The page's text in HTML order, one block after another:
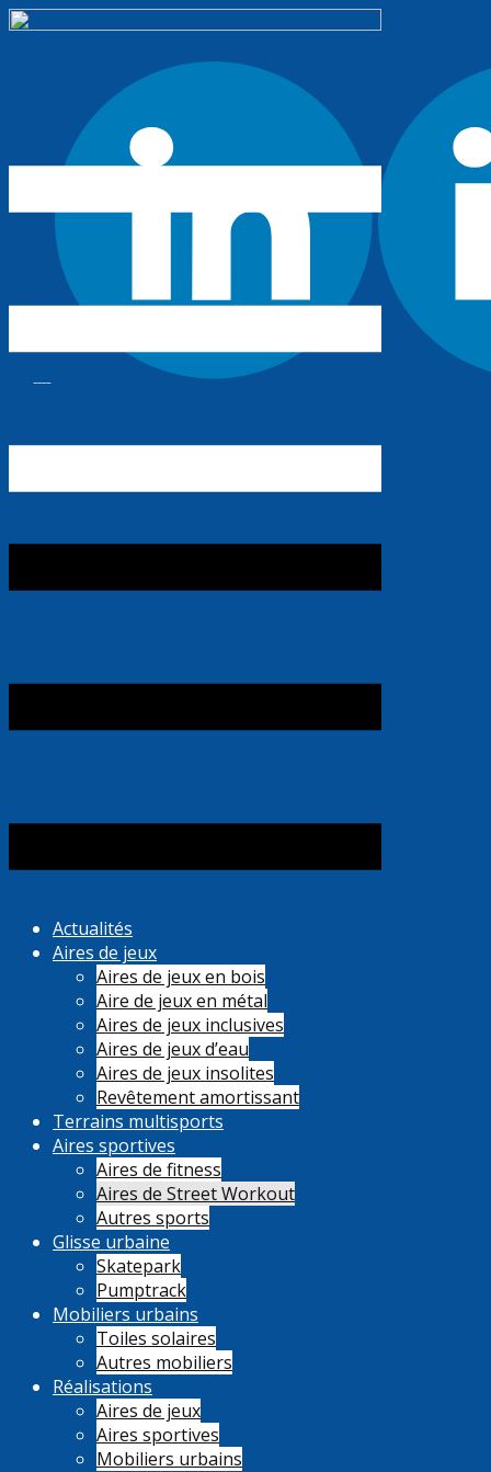
Actualités
Aires de jeux
Aires de jeux en bois
Aire de jeux en métal
Aires de jeux inclusives
Aires de jeux d’eau
Aires de jeux insolites
Revêtement amortissant
Terrains multisports
Aires sportives
Aires de fitness
Aires de Street Workout
Autres sports
Glisse urbaine
Skatepark
Pumptrack
Mobiliers urbains
Toiles solaires
Autres mobiliers
Réalisations
Aires de jeux
Aires sportives
Mobiliers urbains